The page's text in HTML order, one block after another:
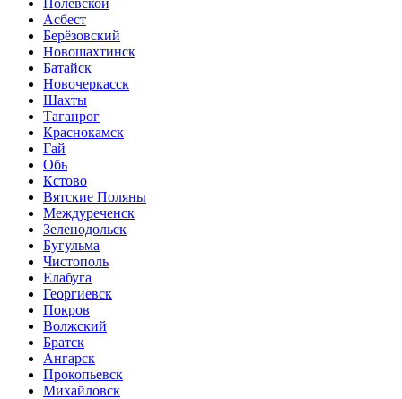
Асбест
Берёзовский
Новошахтинск
Батайск
Новочеркасск
Шахты
Таганрог
Краснокамск
Гай
Обь
Кстово
Вятские Поляны
Междуреченск
Зеленодольск
Бугульма
Чистополь
Елабуга
Георгиевск
Покров
Волжский
Братск
Ангарск
Прокопьевск
Михайловск